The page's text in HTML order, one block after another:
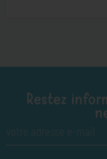
Restez